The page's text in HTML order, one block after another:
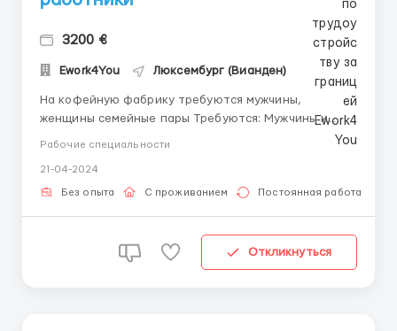
3200 €
Ework4You Люксембург (Вианден)
На кофейную фабрику требуются мужчины,
женщины семейные пары Требуются: Мужчины и
женщины возрастом от 18-50 лет. Без вредных
Фиксированные рабочие часы и зарплата. Работа на
постоянной основе Обязанности: - Упаковка
Рабочие специальности
21-04-2024
Без опыта С проживанием Постоянная работа
Откликнуться